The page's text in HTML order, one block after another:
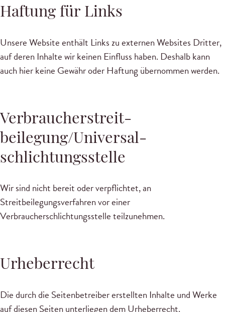
Haftung für Links
Unsere Website enthält Links zu externen Websites Dritter,
auf deren Inhalte wir keinen Einfluss haben. Deshalb kann
auch hier keine Gewähr oder Haftung übernommen werden.
Verbraucher­streit­
beilegung/Universal­
schlichtungs­stelle
Wir sind nicht bereit oder verpflichtet, an
Streitbeilegungsverfahren vor einer
Verbraucherschlichtungsstelle teilzunehmen.
Urheberrecht
Die durch die Seitenbetreiber erstellten Inhalte und Werke
auf diesen Seiten unterliegen dem Urheberrecht.